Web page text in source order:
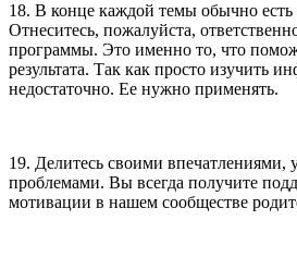
18. В конце каждой темы обычно
Отнеситесь, пожалуйста,
программы. Это именно то, что
результата. Так как просто изучить
недостаточно. Ее нужно применять.
19. Делитесь своими впечатлениями,
проблемами. Вы всегда получите
мотивации в нашем сообществе